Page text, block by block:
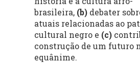
brasileira, (b) debater
atuais relacionadas ao
cultural negro e (c)
construção de um futuro
equânime.